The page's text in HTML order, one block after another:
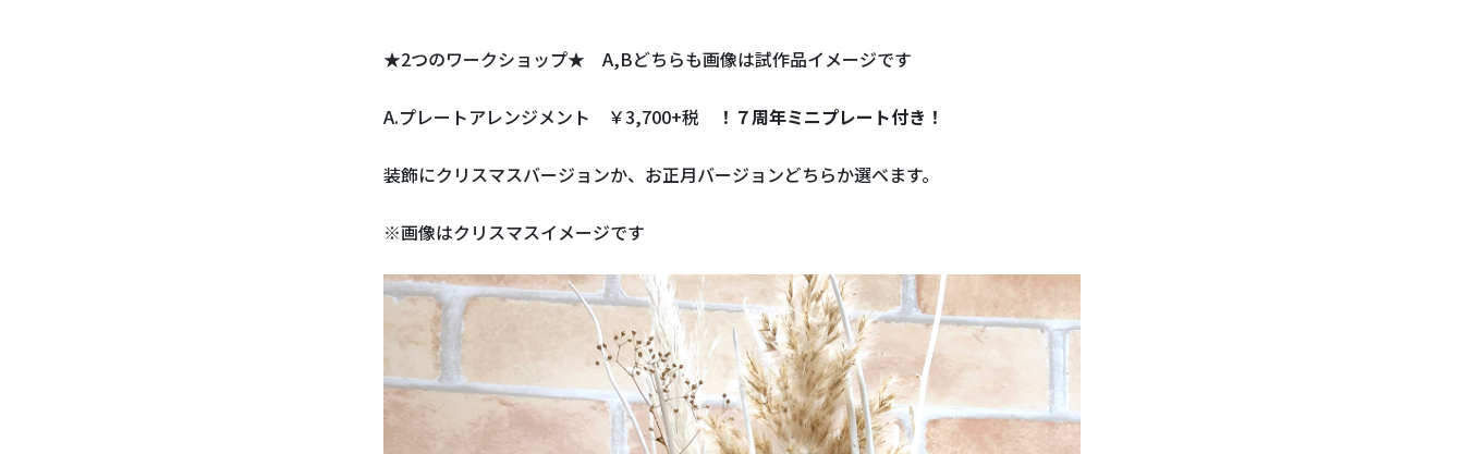
★2つのワークショップ★ A,Bどちらも画像は試作品イメージです
A.プレートアレンジメント ￥3,700+税 ！７周年ミニプレート付き！
装飾にクリスマスバージョンか、お正月バージョンどちらか選べます。
※画像はクリスマスイメージです